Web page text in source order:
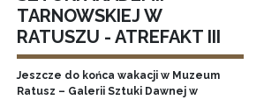
TARNOWSKIEJ W
RATUSZU - ATREFAKT III
Jeszcze do końca wakacji w Muzeum
Ratusz – Galerii Sztuki Dawnej w